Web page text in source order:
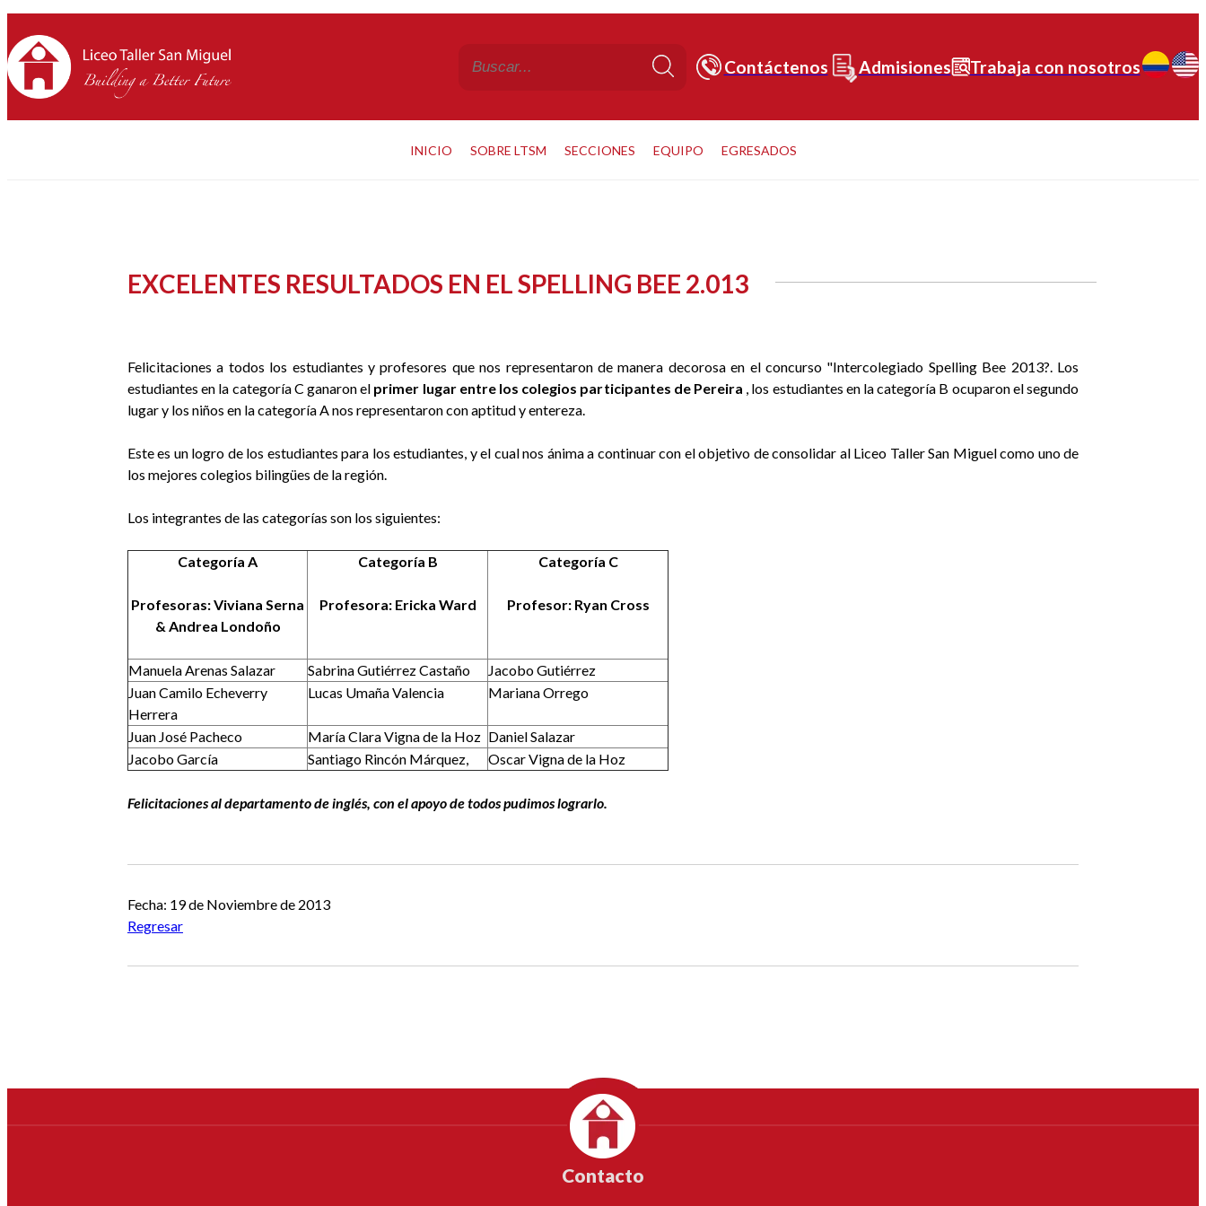
Contáctenos Admisiones Trabaja con nosotros
INICIO SOBRE LTSM SECCIONES EQUIPO EGRESADOS
EXCELENTES RESULTADOS EN EL SPELLING BEE 2.013
Felicitaciones a todos los estudiantes y profesores que nos representaron de manera decorosa en el concurso "Intercolegiado Spelling Bee 2013?. Los
estudiantes en la categoría C ganaron el primer lugar entre los colegios participantes de Pereira , los estudiantes en la categoría B ocuparon el segundo
lugar y los niños en la categoría A nos representaron con aptitud y entereza.
Este es un logro de los estudiantes para los estudiantes, y el cual nos ánima a continuar con el objetivo de consolidar al Liceo Taller San Miguel como uno de
los mejores colegios bilingües de la región.
Los integrantes de las categorías son los siguientes:
Categoría A
Profesoras: Viviana Serna
& Andrea Londoño
Categoría B
Profesora: Ericka Ward
Categoría C
Profesor: Ryan Cross
Manuela Arenas Salazar Sabrina Gutiérrez Castaño
Jacobo Gutiérrez
Juan Camilo Echeverry
Herrera
Lucas Umaña Valencia Mariana Orrego
Juan José Pacheco María Clara Vigna de la Hoz Daniel Salazar
Jacobo García
Santiago Rincón Márquez, Oscar Vigna de la Hoz
Felicitaciones al departamento de inglés, con el apoyo de todos pudimos lograrlo.
Fecha: 19 de Noviembre de 2013
Regresar
Contacto